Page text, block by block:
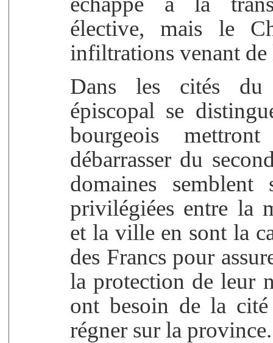
élective, mais le
infiltrations venant
Dans les cités du
épiscopal se
bourgeois
débarrasser du
domaines
privilégiées entre la
et la ville en sont la
des Francs pour
la protection de leur
ont besoin de la
régner sur la province.